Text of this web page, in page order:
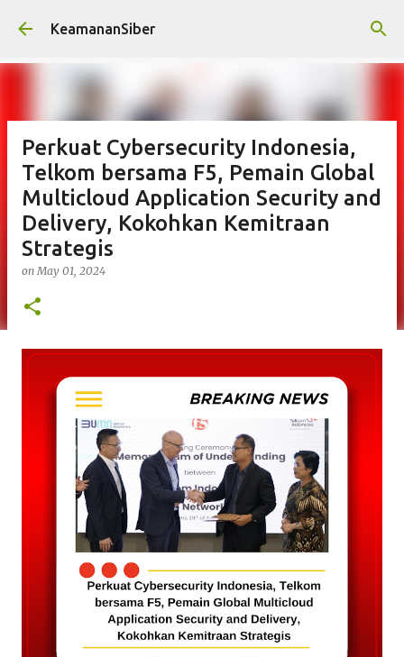
Skip to main content
KeamananSiber
Perkuat Cybersecurity Indonesia,
Telkom bersama F5, Pemain Global
Multicloud Application Security and
Delivery, Kokohkan Kemitraan
Strategis
onMay 01, 2024